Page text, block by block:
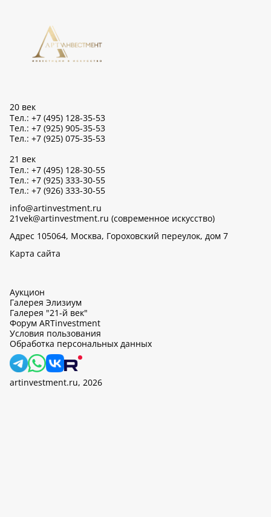
20 век
Тел.: +7 (495) 128-35-53
Тел.: +7 (925) 905-35-53
Тел.: +7 (925) 075-35-53
21 век
Тел.: +7 (495) 128-30-55
Тел.: +7 (925) 333-30-55
Тел.: +7 (926) 333-30-55
info@artinvestment.ru
21vek@artinvestment.ru (современное искусство)
Адрес 105064, Москва, Гороховский переулок, дом 7
Карта сайта
Аукцион
Галерея Элизиум
Галерея "21-й век"
Форум ARTinvestment
Условия пользования
Обработка персональных данных
artinvestment.ru, 2026